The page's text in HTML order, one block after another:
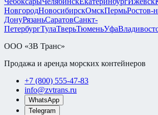
НовгородНовосибирскОмскПермьРостов-
ДонуРязаньСаратовСанкт-
ПетербургТулаТверьТюменьУфа
ООО «ЗВ Транс»
Продажа и аренда морских контейнеров
+7 (800) 555-47-83
info@zvtrans.ru
WhatsApp
Telegram